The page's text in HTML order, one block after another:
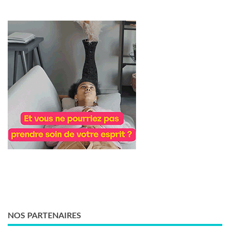
NOS PARTENAIRES